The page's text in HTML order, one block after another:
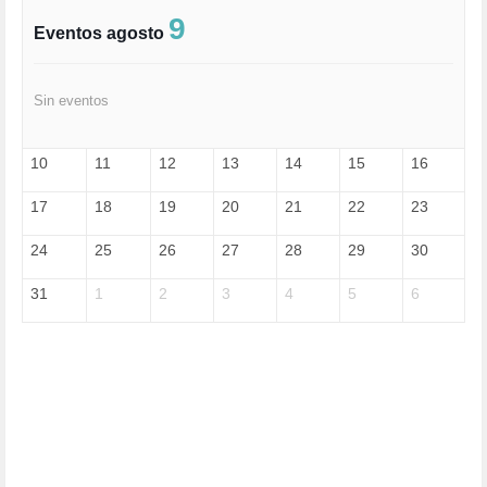
FELICIDAD (1)
FRANCISCO (5)
GUERRA (133)
HUMOR (1)
IA (1)
INMIGRACIÓN (145)
Eventos agosto 9
Sin eventos
10 11 12 13 14 15 16
17 18 19 20 21 22 23
24 25 26 27 28 29 30
31 1 2 3 4 5 6